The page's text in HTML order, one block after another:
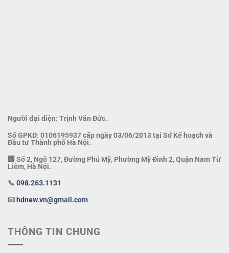
Người đại diện: Trịnh Văn Đức.
Số GPKD: 0106195937 cấp ngày 03/06/2013 tại Sở Kế hoạch và
Đầu tư Thành phố Hà Nội.
🏢 Số 2, Ngõ 127, Đường Phú Mỹ, Phường Mỹ Đình 2, Quận Nam Từ
Liêm, Hà Nội.
📞 098.263.1131
📧 hdnew.vn@gmail.com
THÔNG TIN CHUNG